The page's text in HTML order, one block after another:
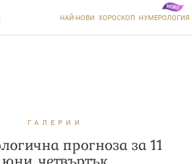
НАЙ-НОВИ ХОРОСКОП НУМЕРОЛОГИЯ
ГАЛЕРИИ
прогноза за 11